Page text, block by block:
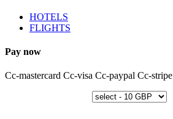
HOTELS
FLIGHTS
Pay now
Cc-mastercard Cc-visa Cc-paypal Cc-stripe